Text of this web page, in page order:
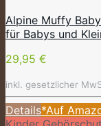
Alpine Muffy
für Babys und
29,95 €
inkl. gesetzlicher
Details*Auf